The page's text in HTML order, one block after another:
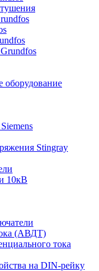
оборудование
Stingray
10кВ
(АВДТ)
тока
на DIN-рейку